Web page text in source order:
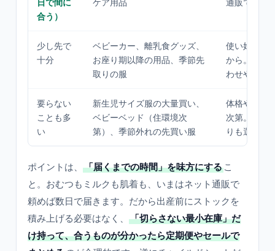
日で間に
合う）
ケア用品
通販で随時
少し先で
十分
ベビーカー、離乳食グッズ、
お座り期以降の用品、季節先
取りの服
使い始める
から。セー
わせやすい
要らない
ことも多
い
新生児サイズ服の大量買い、
ベビーベッド（住環境次
第）、季節外れの先買い服
体格やライ
次第。借り
りも選択肢
ポイントは、 「届くまでの時間」を味方にする こ
と。おむつもミルクも肌着も、いまはネット通販で
頼めば数日で届きます。だから出産前にストックを
積み上げる必要はなく、
「切らさない最小在庫」だ
け持って、合うものが分かったら定期便やセールで